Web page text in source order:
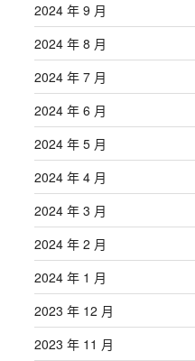
2024 年 9 月
2024 年 8 月
2024 年 7 月
2024 年 6 月
2024 年 5 月
2024 年 4 月
2024 年 3 月
2024 年 2 月
2024 年 1 月
2023 年 12 月
2023 年 11 月